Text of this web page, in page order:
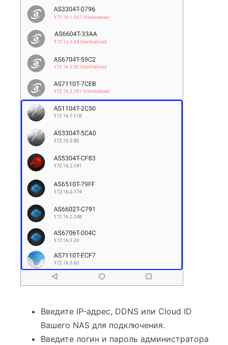
Введите IP-адрес, DDNS или Cloud ID
Вашего NAS для подключения.
Введите логин и пароль администратора